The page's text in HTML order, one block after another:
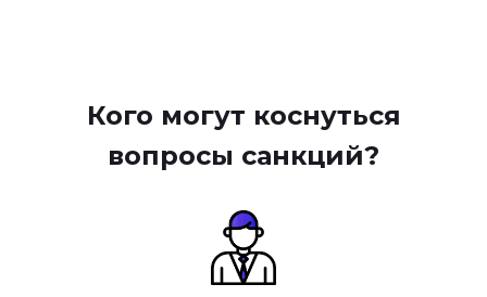
Кого могут коснуться
вопросы санкций?